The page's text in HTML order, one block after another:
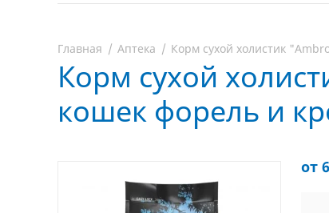
Главная Аптека Корм сухой холистик
Корм сухой
кошек форель и
от